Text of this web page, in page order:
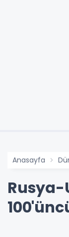
Anasayfa
Rusya-